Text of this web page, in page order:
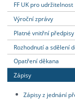
FF UK pro udržitelnost
Výroční zprávy
Platné vnitřní předpisy
Rozhodnutí a sdělení
Opatření děkana
Zápisy
Zápisy z jednání